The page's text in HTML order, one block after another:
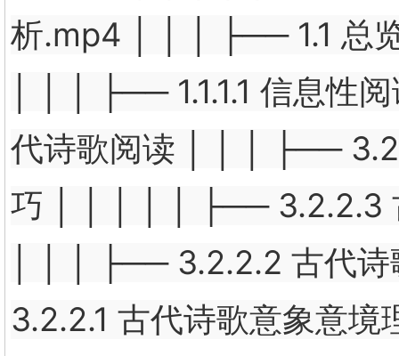
析.mp4 │ │ │ ├── 1.1 总
│ │ │ ├── 1.1.1.1 信息
代诗歌阅读 │ │ │ ├──
巧 │ │ │ │ │ ├── 3.2.2.3
│ │ │ ├── 3.2.2.2 古代
3.2.2.1 古代诗歌意象意